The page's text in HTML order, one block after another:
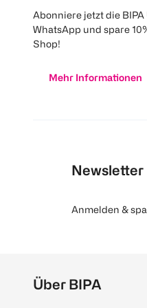
Abonniere jetzt die
WhatsApp und spare
Shop!
Mehr Informationen
Newsletter
Anmelden &
Über BIPA